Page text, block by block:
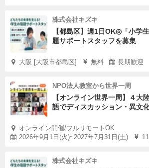
株式会社キズキ
【都島区】週1日OK◎「小学
題サポートスタッフを募集
大阪 [大阪市都島区] 無料 長期歓迎
NPO法人教室から世界一周
【オンライン世界一周】４大
語でディスカッション・異文
オンライン開催/フルリモートOK
2026年9月1日(火)~2027年7月31日(土)
株式会社キズキ